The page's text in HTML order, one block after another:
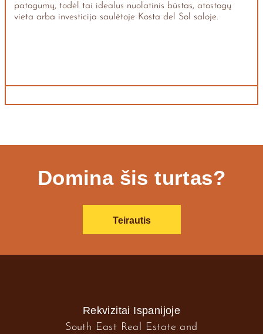
patogumų, todėl tai idealus nuolatinis būstas, atostogų
vieta arba investicija saulėtoje Kosta del Sol saloje.
Domina šis turtas?
Teirautis
Rekvizitai Ispanijoje
South East Real Estate and